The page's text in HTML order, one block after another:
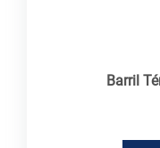
Barril